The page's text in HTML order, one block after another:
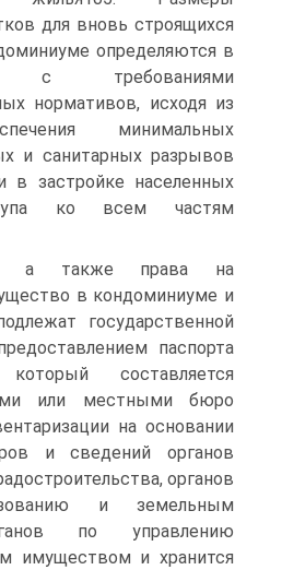
для вновь строящихся
определяются в
с требованиями
нормативов, исходя из
минимальных
и санитарных разрывов
в застройке населенных
ко всем частям
а также права на
в кондоминиуме и
государственной
паспорта
который составляется
или местными бюро
на основании
и сведений органов
органов
и земельным
по управлению
имуществом и хранится